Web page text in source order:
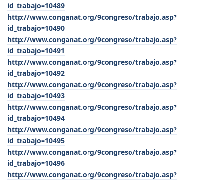
id_trabajo=10489
http://www.conganat.org/9congreso/trabajo.asp?
id_trabajo=10490
http://www.conganat.org/9congreso/trabajo.asp?
id_trabajo=10491
http://www.conganat.org/9congreso/trabajo.asp?
id_trabajo=10492
http://www.conganat.org/9congreso/trabajo.asp?
id_trabajo=10493
http://www.conganat.org/9congreso/trabajo.asp?
id_trabajo=10494
http://www.conganat.org/9congreso/trabajo.asp?
id_trabajo=10495
http://www.conganat.org/9congreso/trabajo.asp?
id_trabajo=10496
http://www.conganat.org/9congreso/trabajo.asp?